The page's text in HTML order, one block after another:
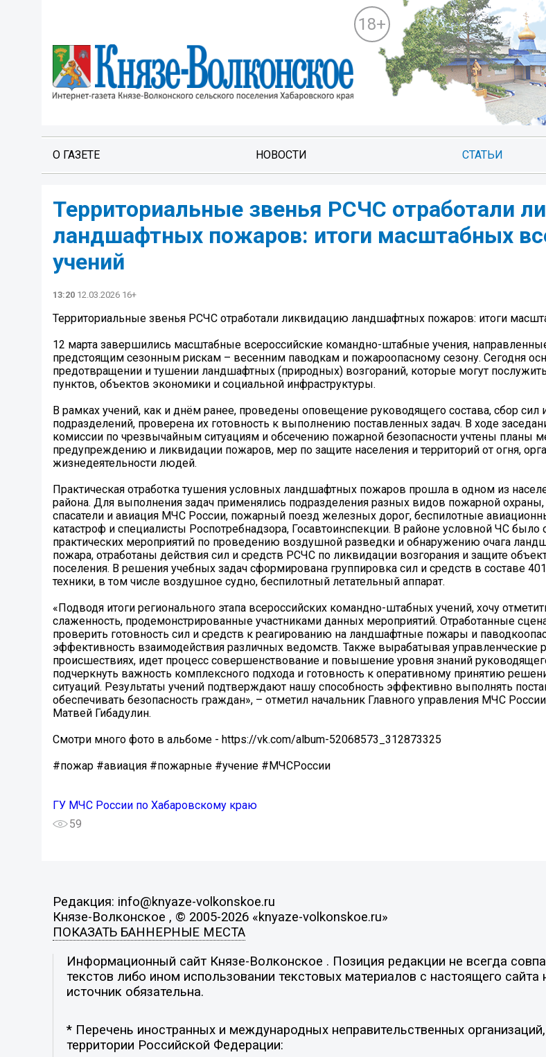
18+
О ГАЗЕТЕ НОВОСТИ СТАТЬИ
Территориальные звенья РСЧС отработали
ландшафтных пожаров: итоги масштабных
учений
13:20 12.03.2026 16+
Территориальные звенья РСЧС отработали ликвидацию ландшафтных пожаров: итоги
12 марта завершились масштабные всероссийские командно-штабные учения,
предстоящим сезонным рискам – весенним паводкам и пожароопасному сезону. Сегодня
предотвращении и тушении ландшафтных (природных) возгораний, которые могут
пунктов, объектов экономики и социальной инфраструктуры.
В рамках учений, как и днём ранее, проведены оповещение руководящего состава, сбор сил
подразделений, проверена их готовность к выполнению поставленных задач. В ходе
комиссии по чрезвычайным ситуациям и обсечению пожарной безопасности учтены планы
предупреждению и ликвидации пожаров, мер по защите населения и территорий от огня,
жизнедеятельности людей.
Практическая отработка тушения условных ландшафтных пожаров прошла в одном из
района. Для выполнения задач применялись подразделения разных видов пожарной
спасатели и авиация МЧС России, пожарный поезд железных дорог, беспилотные
катастроф и специалисты Роспотребнадзора, Госавтоинспекции. В районе условной ЧС
практических мероприятий по проведению воздушной разведки и обнаружению очага
пожара, отработаны действия сил и средств РСЧС по ликвидации возгорания и защите
поселения. В решения учебных задач сформирована группировка сил и средств в составе
техники, в том числе воздушное судно, беспилотный летательный аппарат.
«Подводя итоги регионального этапа всероссийских командно-штабных учений, хочу
слаженность, продемонстрированные участниками данных мероприятий. Отработанные
проверить готовность сил и средств к реагированию на ландшафтные пожары и
эффективность взаимодействия различных ведомств. Также вырабатывая управленческие
происшествиях, идет процесс совершенствование и повышение уровня знаний
подчеркнуть важность комплексного подхода и готовность к оперативному принятию
ситуаций. Результаты учений подтверждают нашу способность эффективно выполнять
обеспечивать безопасность граждан», – отметил начальник Главного управления МЧС
Матвей Гибадулин.
Смотри много фото в альбоме - https://vk.com/album-52068573_312873325
#пожар #авиация #пожарные #учение #МЧСРоссии
ГУ МЧС России по Хабаровскому краю
59
Редакция: info@knyaze-volkonskoe.ru
Князе-Волконское , © 2005-2026 «knyaze-volkonskoe.ru»
ПОКАЗАТЬ БАННЕРНЫЕ МЕСТА
Информационный сайт Князе-Волконское . Позиция редакции не всегда
текстов либо ином использовании текстовых материалов с настоящего
источник обязательна.
* Перечень иностранных и международных неправительственных
территории Российской Федерации: